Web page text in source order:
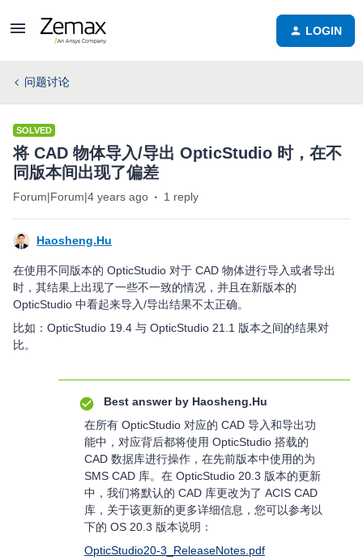
LOGIN
问题讨论
SOLVED
将 CAD 物体导入/导出 OpticStudio 时，在不
同版本间出现了偏差
Forum|Forum|4 years ago 1 reply
Haosheng.Hu
在使用不同版本的 OpticStudio 对于 CAD 物体进行导入或者导出
时，其结果上出现了一些不一致的情况，并且在新版本的
OpticStudio 中看起来导入/导出结果不太正确。
比如：OpticStudio 19.4 与 OpticStudio 21.1 版本之间的结果对
比。
Best answer by Haosheng.Hu
在所有 OpticStudio 对应的 CAD 导入和导出功
能中，对应背后都将使用 OpticStudio 搭载的
CAD 数据库进行操作，在先前版本中使用的为
SMS CAD 库。在 OpticStudio 20.3 版本的更新
中，我们将默认的 CAD 库更改为了 ACIS CAD
库，关于该更新的更多详细信息，您可以参考以
下的 OS 20.3 版本说明：
OpticStudio20-3_ReleaseNotes.pdf